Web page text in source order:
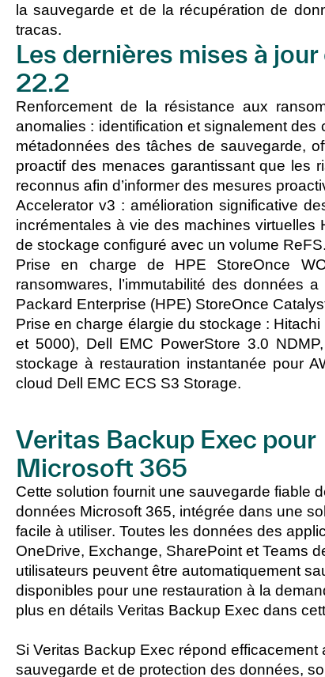
la sauvegarde et de la récupération de
tracas.
Les dernières mises à
22.2
Renforcement de la résistance aux
anomalies : identification et signalement
métadonnées des tâches de sauvegarde,
proactif des menaces garantissant que les
reconnus afin d’informer des mesures
Accelerator v3 : amélioration significative
incrémentales à vie des machines virtuelles
de stockage configuré avec un volume ReFS.
Prise en charge de HPE StoreOnce
ransomwares, l’immutabilité des données
Packard Enterprise (HPE) StoreOnce
Prise en charge élargie du stockage : Hitachi
et 5000), Dell EMC PowerStore 3.0
stockage à restauration instantanée pour
cloud Dell EMC ECS S3 Storage.
Veritas Backup Exec pour
Microsoft 365
Cette solution fournit une sauvegarde fiable
données Microsoft 365, intégrée dans une
facile à utiliser. Toutes les données des
OneDrive, Exchange, SharePoint et Teams
utilisateurs peuvent être automatiquement
disponibles pour une restauration à la
plus en détails Veritas Backup Exec dans
Si Veritas Backup Exec répond efficacement
sauvegarde et de protection des données,